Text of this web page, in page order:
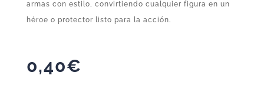
armas con estilo, convirtiendo cualquier figura en un
héroe o protector listo para la acción.
0,40€